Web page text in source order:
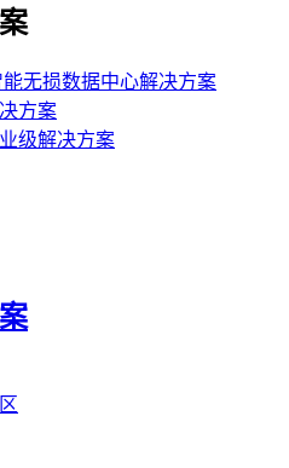
能无损数据中心解决方案
方案
级解决方案